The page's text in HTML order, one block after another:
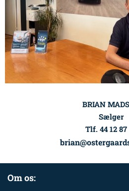
BRIAN
Sælger
Tlf. 44 12 87
Om os: